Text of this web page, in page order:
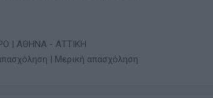
| ΑΘΗΝΑ - ΑΤΤΙΚΗ
| Μερική απασχόληση